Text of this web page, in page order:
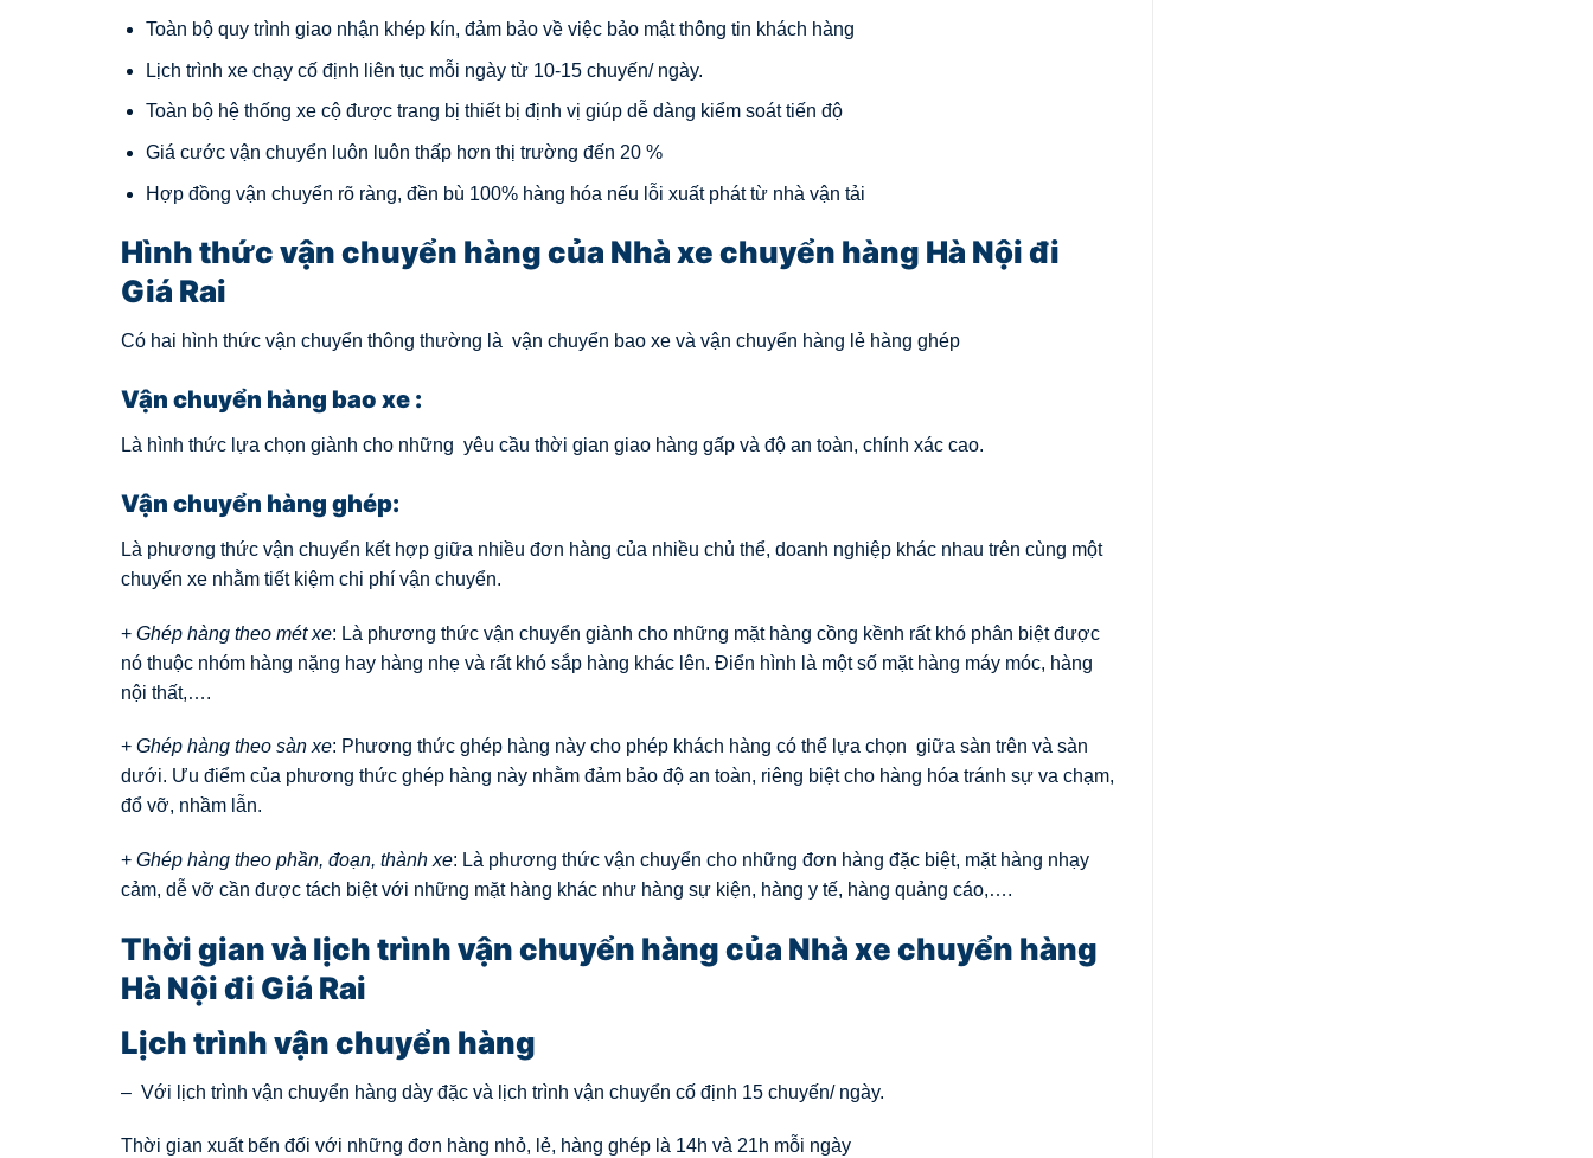
Toàn bộ quy trình giao nhận khép kín, đảm bảo về việc bảo mật thông tin khách hàng
Lịch trình xe chạy cố định liên tục mỗi ngày từ 10-15 chuyến/ ngày.
Toàn bộ hệ thống xe cộ được trang bị thiết bị định vị giúp dễ dàng kiểm soát tiến độ
Giá cước vận chuyển luôn luôn thấp hơn thị trường đến 20 %
Hợp đồng vận chuyển rõ ràng, đền bù 100% hàng hóa nếu lỗi xuất phát từ nhà vận tải
Hình thức vận chuyển hàng của Nhà xe chuyển hàng Hà Nội đi
Giá Rai
Có hai hình thức vận chuyển thông thường là vận chuyển bao xe và vận chuyển hàng lẻ hàng ghép
Vận chuyển hàng bao xe :
Là hình thức lựa chọn giành cho những yêu cầu thời gian giao hàng gấp và độ an toàn, chính xác cao.
Vận chuyển hàng ghép:
Là phương thức vận chuyển kết hợp giữa nhiều đơn hàng của nhiều chủ thể, doanh nghiệp khác nhau trên cùng một
chuyến xe nhằm tiết kiệm chi phí vận chuyển.
+ Ghép hàng theo mét xe: Là phương thức vận chuyển giành cho những mặt hàng cồng kềnh rất khó phân biệt được
nó thuộc nhóm hàng nặng hay hàng nhẹ và rất khó sắp hàng khác lên. Điển hình là một số mặt hàng máy móc, hàng
nội thất,….
+ Ghép hàng theo sàn xe: Phương thức ghép hàng này cho phép khách hàng có thể lựa chọn giữa sàn trên và sàn
dưới. Ưu điểm của phương thức ghép hàng này nhằm đảm bảo độ an toàn, riêng biệt cho hàng hóa tránh sự va chạm,
đổ vỡ, nhầm lẫn.
+ Ghép hàng theo phần, đoạn, thành xe: Là phương thức vận chuyển cho những đơn hàng đặc biệt, mặt hàng nhạy
cảm, dễ vỡ cần được tách biệt với những mặt hàng khác như hàng sự kiện, hàng y tế, hàng quảng cáo,….
Thời gian và lịch trình vận chuyển hàng của Nhà xe chuyển hàng
Hà Nội đi Giá Rai
Lịch trình vận chuyển hàng
– Với lịch trình vận chuyển hàng dày đặc và lịch trình vận chuyển cố định 15 chuyến/ ngày.
Thời gian xuất bến đối với những đơn hàng nhỏ, lẻ, hàng ghép là 14h và 21h mỗi ngày